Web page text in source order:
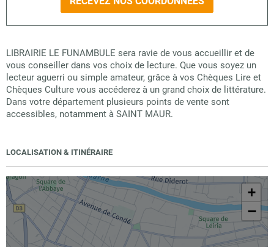
LIBRAIRIE LE FUNAMBULE sera ravie de vous accueillir et de
vous conseiller dans vos choix de lecture. Que vous soyez un
lecteur aguerri ou simple amateur, grâce à vos Chèques Lire et
Chèques Culture vous accéderez à un grand choix de littérature.
Dans votre département plusieurs points de vente sont
accessibles, notamment à SAINT MAUR.
LOCALISATION & ITINÉRAIRE
+
−